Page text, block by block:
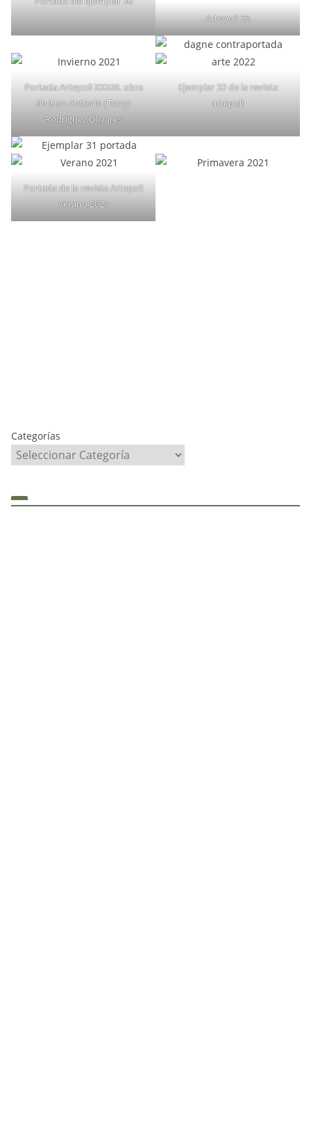
Artepoli 35
Portada Artepoli XXXIII. obra
de Juan Antonio (Tony)
Rodríguez Olivares
Ejemplar 32 de la revista
artepoli
Portada de la revista Artepoli
verano 2021
Categorías